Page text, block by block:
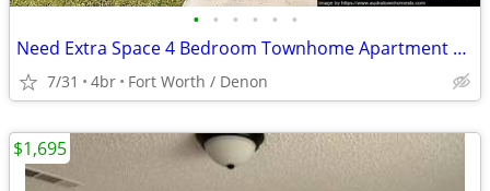
• • • • • •
Need Extra Space 4 Bedroom Townhome Apartment Fort Worth TX
7/31 4br Fort Worth / Denon
$1,695